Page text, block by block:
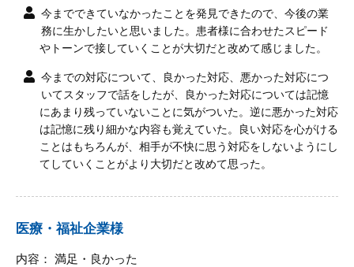
今までできていなかったことを発見できたので、今後の業
務に生かしたいと思いました。患者様に合わせたスピード
やトーンで接していくことが大切だと改めて感じました。
今までの対応について、良かった対応、悪かった対応につ
いてスタッフで話をしたが、良かった対応については記憶
にあまり残っていないことに気がついた。逆に悪かった対応
は記憶に残り細かな内容も覚えていた。良い対応を心がける
ことはもちろんが、相手が不快に思う対応をしないようにし
てしていくことがより大切だと改めて思った。
医療・福祉企業様
内容： 満足・良かった